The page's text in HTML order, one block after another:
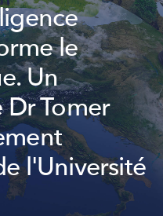
le
Un
Tomer
l'Université